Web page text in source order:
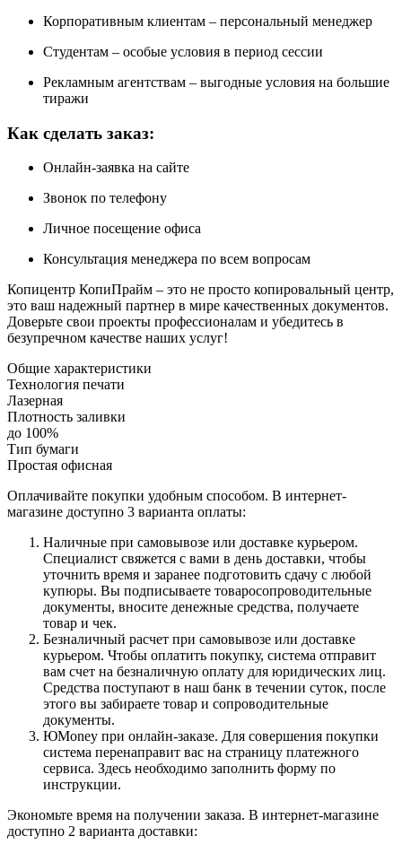
Корпоративным клиентам – персональный менеджер
Студентам – особые условия в период сессии
Рекламным агентствам – выгодные условия на большие
тиражи
Как сделать заказ:
Онлайн-заявка на сайте
Звонок по телефону
Личное посещение офиса
Консультация менеджера по всем вопросам
Копицентр КопиПрайм – это не просто копировальный центр,
это ваш надежный партнер в мире качественных документов.
Доверьте свои проекты профессионалам и убедитесь в
безупречном качестве наших услуг!
Общие характеристики
Технология печати
Лазерная
Плотность заливки
до 100%
Тип бумаги
Простая офисная
Оплачивайте покупки удобным способом. В интернет-
магазине доступно 3 варианта оплаты:
Наличные при самовывозе или доставке курьером.
Специалист свяжется с вами в день доставки, чтобы
уточнить время и заранее подготовить сдачу с любой
купюры. Вы подписываете товаросопроводительные
документы, вносите денежные средства, получаете
товар и чек.
Безналичный расчет при самовывозе или доставке
курьером. Чтобы оплатить покупку, система отправит
вам счет на безналичную оплату для юридических лиц.
Средства поступают в наш банк в течении суток, после
этого вы забираете товар и сопроводительные
документы.
ЮMoney при онлайн-заказе. Для совершения покупки
система перенаправит вас на страницу платежного
сервиса. Здесь необходимо заполнить форму по
инструкции.
Экономьте время на получении заказа. В интернет-магазине
доступно 2 варианта доставки: